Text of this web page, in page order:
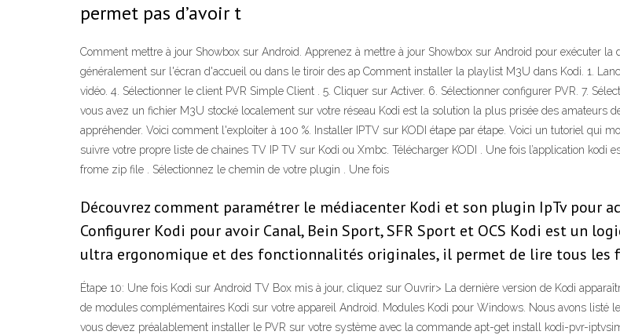
permet pas d’avoir t
Comment mettre à jour Showbox sur Android. Apprenez à mettre à jour Showbox sur Android pour exécuter
généralement sur l'écran d'accueil ou dans le tiroir des ap Comment installer la playlist M3U dans Kodi. 1.
vidéo. 4. Sélectionner le client PVR Simple Client . 5. Cliquer sur Activer. 6. Sélectionner configurer PVR. 7.
vous avez un fichier M3U stocké localement sur votre réseau Kodi est la solution la plus prisée des amateurs
appréhender. Voici comment l'exploiter à 100 %. Installer IPTV sur KODI étape par étape. Voici un tutoriel qui
suivre votre propre liste de chaines TV IP TV sur Kodi ou Xmbc. Télécharger KODI . Une fois l’application kodi
frome zip file . Sélectionnez le chemin de votre plugin . Une fois
Découvrez comment paramétrer le médiacenter Kodi et son plugin IpTv pour
Configurer Kodi pour avoir Canal, Bein Sport, SFR Sport et OCS Kodi est un
ultra ergonomique et des fonctionnalités originales, il permet de lire tous les
Étape 10: Une fois Kodi sur Android TV Box mis à jour, cliquez sur Ouvrir> La dernière version de Kodi
de modules complémentaires Kodi sur votre appareil Android. Modules Kodi pour Windows. Nous avons listé
vous devez préalablement installer le PVR sur votre système avec la commande apt-get install kodi-pvr-